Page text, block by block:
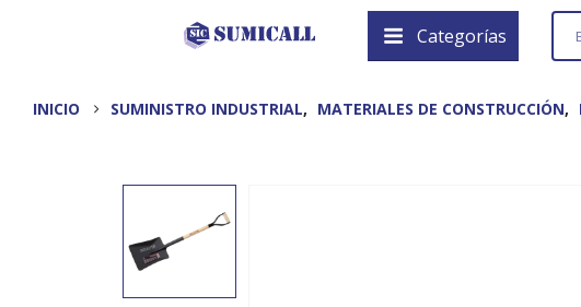
Categorías
INICIO SUMINISTRO INDUSTRIAL, MATERIALES DE CONSTRUCCIÓN,